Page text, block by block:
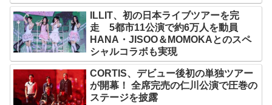
ILLIT、初の日本ライブツアーを完
走 5都市11公演で約6万人を動員
HANA・JISOO＆MOMOKAとのスペ
シャルコラボも実現
CORTIS、デビュー後初の単独ツアー
が開幕！ 全席完売の仁川公演で圧巻の
ステージを披露